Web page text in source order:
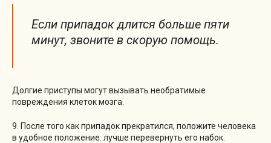
Если припадок длится больше пяти
минут, звоните в скорую помощь.
Долгие приступы могут вызывать необратимые
повреждения клеток мозга.
9. После того как припадок прекратился, положите человека
в удобное положение: лучше перевернуть его набок.